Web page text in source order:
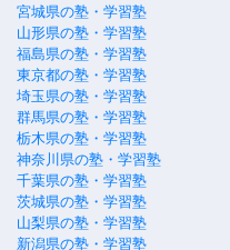
宮城県の塾・学習塾
山形県の塾・学習塾
福島県の塾・学習塾
東京都の塾・学習塾
埼玉県の塾・学習塾
群馬県の塾・学習塾
栃木県の塾・学習塾
神奈川県の塾・学習塾
千葉県の塾・学習塾
茨城県の塾・学習塾
山梨県の塾・学習塾
新潟県の塾・学習塾